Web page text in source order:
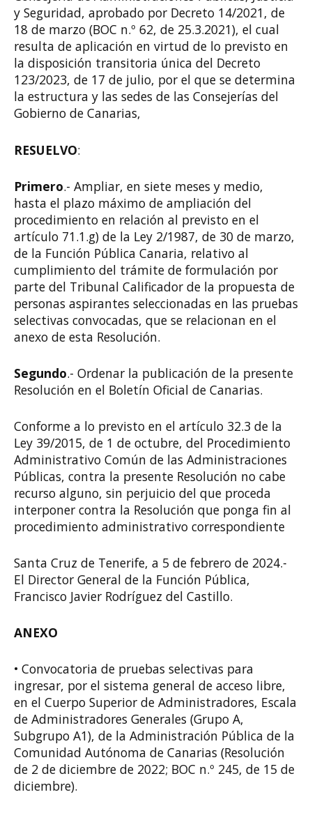
y Seguridad, aprobado por Decreto 14/2021, de
18 de marzo (BOC n.º 62, de 25.3.2021), el cual
resulta de aplicación en virtud de lo previsto en
la disposición transitoria única del Decreto
123/2023, de 17 de julio, por el que se determina
la estructura y las sedes de las Consejerías del
Gobierno de Canarias,
RESUELVO:
Primero.- Ampliar, en siete meses y medio,
hasta el plazo máximo de ampliación del
procedimiento en relación al previsto en el
artículo 71.1.g) de la Ley 2/1987, de 30 de marzo,
de la Función Pública Canaria, relativo al
cumplimiento del trámite de formulación por
parte del Tribunal Calificador de la propuesta de
personas aspirantes seleccionadas en las pruebas
selectivas convocadas, que se relacionan en el
anexo de esta Resolución.
Segundo.- Ordenar la publicación de la presente
Resolución en el Boletín Oficial de Canarias.
Conforme a lo previsto en el artículo 32.3 de la
Ley 39/2015, de 1 de octubre, del Procedimiento
Administrativo Común de las Administraciones
Públicas, contra la presente Resolución no cabe
recurso alguno, sin perjuicio del que proceda
interponer contra la Resolución que ponga fin al
procedimiento administrativo correspondiente
Santa Cruz de Tenerife, a 5 de febrero de 2024.-
El Director General de la Función Pública,
Francisco Javier Rodríguez del Castillo.
ANEXO
• Convocatoria de pruebas selectivas para
ingresar, por el sistema general de acceso libre,
en el Cuerpo Superior de Administradores, Escala
de Administradores Generales (Grupo A,
Subgrupo A1), de la Administración Pública de la
Comunidad Autónoma de Canarias (Resolución
de 2 de diciembre de 2022; BOC n.º 245, de 15 de
diciembre).